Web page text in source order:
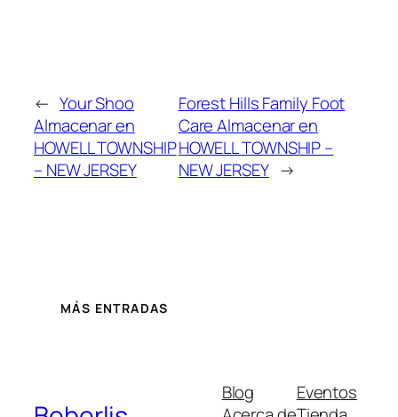
← Your Shoo
Almacenar en
HOWELL TOWNSHIP
– NEW JERSEY
Forest Hills Family Foot
CareAlmacenar en
HOWELL TOWNSHIP –
NEW JERSEY →
MÁS ENTRADAS
Blog
Eventos